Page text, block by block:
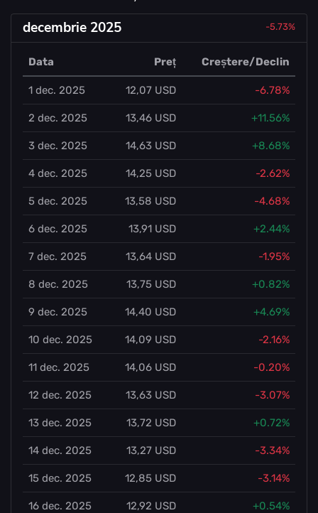
decembrie 2025 -5.73%
Data Preț Creștere/Declin
1 dec. 2025 12,07 USD -6.78%
2 dec. 2025 13,46 USD +11.56%
3 dec. 2025 14,63 USD +8.68%
4 dec. 2025 14,25 USD -2.62%
5 dec. 2025 13,58 USD -4.68%
6 dec. 2025 13,91 USD +2.44%
7 dec. 2025 13,64 USD -1.95%
8 dec. 2025 13,75 USD +0.82%
9 dec. 2025 14,40 USD +4.69%
10 dec. 2025 14,09 USD -2.16%
11 dec. 2025 14,06 USD -0.20%
12 dec. 2025 13,63 USD -3.07%
13 dec. 2025 13,72 USD +0.72%
14 dec. 2025 13,27 USD -3.34%
15 dec. 2025 12,85 USD -3.14%
16 dec. 2025 12,92 USD +0.54%